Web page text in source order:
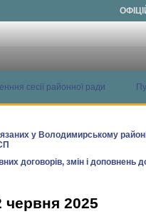
сесії районної ради
у Володимирському
договорів, змін і доповнень
червня 2025